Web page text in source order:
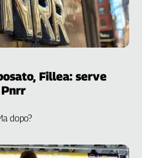
Fillea: serve
dopo?